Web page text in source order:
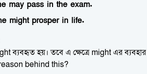
may pass in the exam.
might prosper in life.
ব্যবহৃত হয়। তবে এ ক্ষেত্রে might এর
behind this?